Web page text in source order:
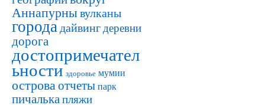
Аннапурнывулканы
городадайвингдеревни
дорога
достопримечател
ьности здоровье мумии
островаотчетыпарк
пичалькапляжи